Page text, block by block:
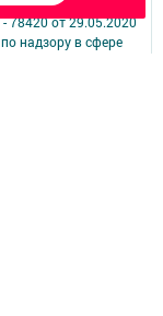
78420 от 29.05.2020
надзору в сфере